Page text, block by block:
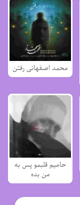
محمد اصفهانی رفتن
حامیم قلبمو پس به
من بده